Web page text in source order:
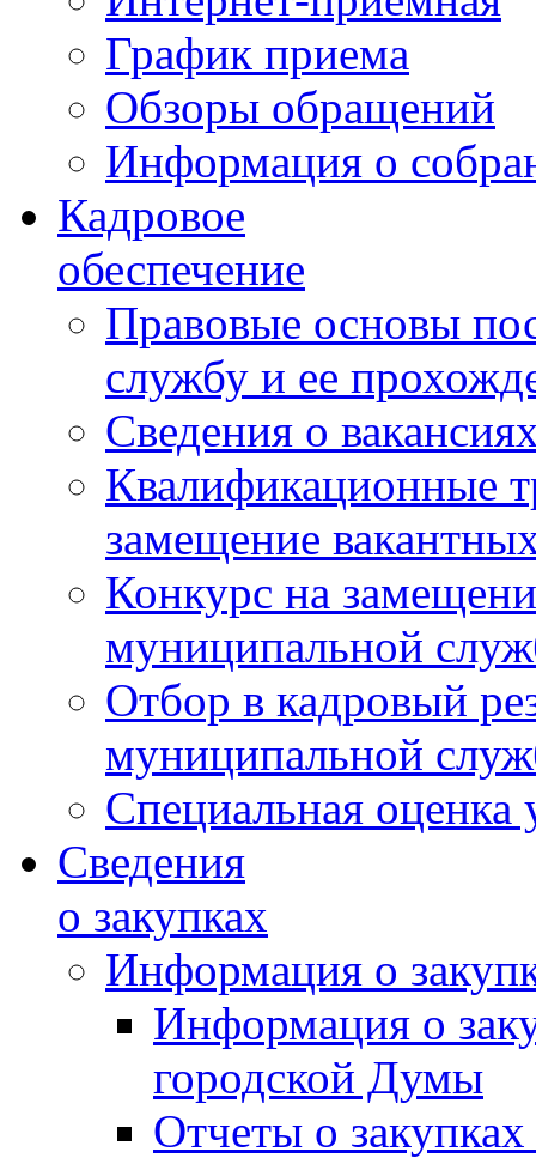
График приема
Обзоры обращений
Информация о
Кадровое
обеспечение
Правовые основы
службу и ее
Сведения о
Квалификационные
замещение
Конкурс на
муниципальной
Отбор в кадровый
муниципальной
Специальная оценка
Сведения
о закупках
Информация о
Информация о
городской Думы
Отчеты о